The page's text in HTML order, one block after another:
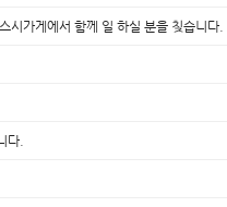
가게에서 함께 일 하실 분을 칮습니다.
다.